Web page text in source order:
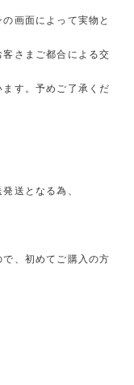
画面によって実物と
さまご都合による交
す。予めご了承くだ
送となる為、
、初めてご購入の方